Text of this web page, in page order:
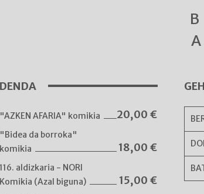
DENDA
"AZKEN AFARIA" komikia 20,00 €
"Bidea da borroka"
komikia
18,00 €
116. aldizkaria - NORI
Komikia (Azal biguna)
15,00 €